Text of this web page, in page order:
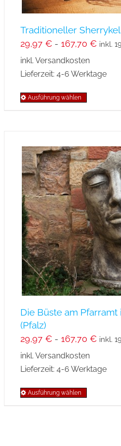
werden
Traditioneller
29,97 €- 167,70 € inkl.
inkl. Versandkosten
Lieferzeit: 4-6 Werktage
Ausführung wählen
auf.
Die
können
auf
der
gewählt
werden
Die Büste am
(Pfalz)
29,97 €- 167,70 € inkl.
inkl. Versandkosten
Lieferzeit: 4-6 Werktage
Ausführung wählen